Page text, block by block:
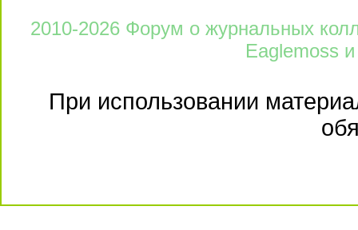
2010-2026 Форум о журнальных
Eaglemoss и
При использовании